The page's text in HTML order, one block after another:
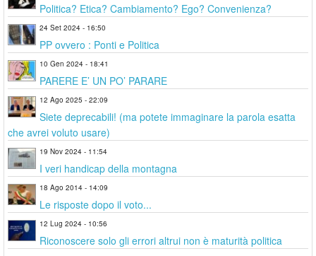
Politica? Etica? Cambiamento? Ego? Convenienza?
24 Set 2024 - 16:50
PP ovvero : Ponti e Politica
10 Gen 2024 - 18:41
PARERE E’ UN PO’ PARARE
12 Ago 2025 - 22:09
Siete deprecabili! (ma potete immaginare la parola esatta
che avrei voluto usare)
19 Nov 2024 - 11:54
I veri handicap della montagna
18 Ago 2014 - 14:09
Le risposte dopo il voto...
12 Lug 2024 - 10:56
Riconoscere solo gli errori altrui non è maturità politica